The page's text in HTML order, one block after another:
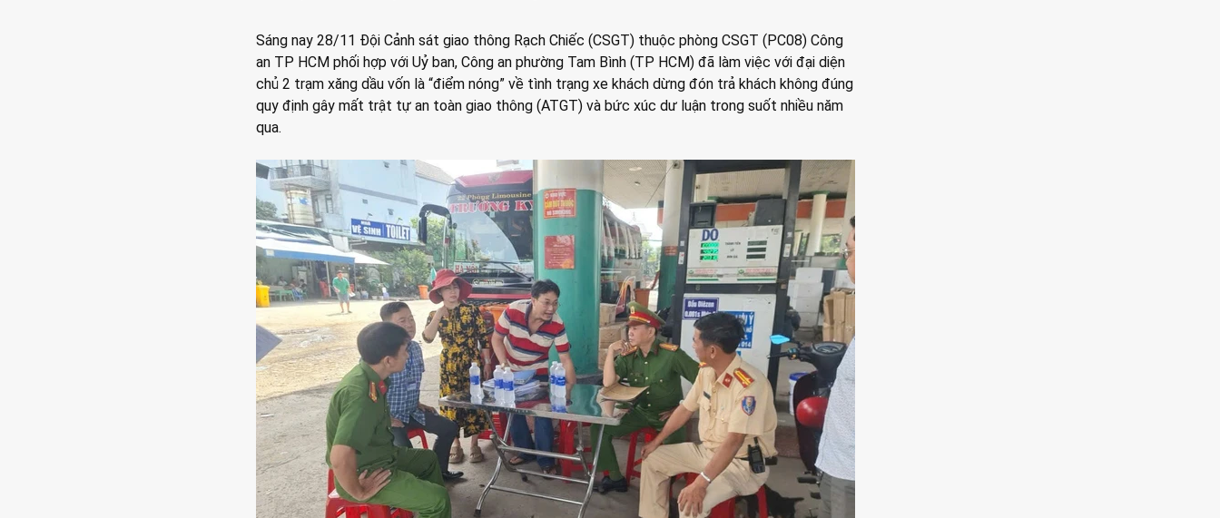
Sáng nay 28/11 Đội Cảnh sát giao thông Rạch Chiếc (CSGT) thuộc phòng CSGT (PC08) Công
an TP HCM phối hợp với Uỷ ban, Công an phường Tam Bình (TP HCM) đã làm việc với đại diện
chủ 2 trạm xăng dầu vốn là “điểm nóng” về tình trạng xe khách dừng đón trả khách không đúng
quy định gây mất trật tự an toàn giao thông (ATGT) và bức xúc dư luận trong suốt nhiều năm
qua.